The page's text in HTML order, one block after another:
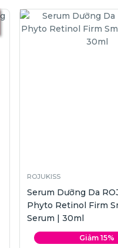
ROJUKISS
Serum Dưỡng Da
Phyto Retinol Firm
Serum | 30ml
Giảm 15%